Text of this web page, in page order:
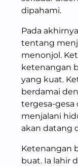
dipahami.
Pada
tentang
menonjol.
ketenangan
yang kuat.
berdamai
tergesa-gesa
menjalani
akan datang
Ketenangan
buat. Ia lahir